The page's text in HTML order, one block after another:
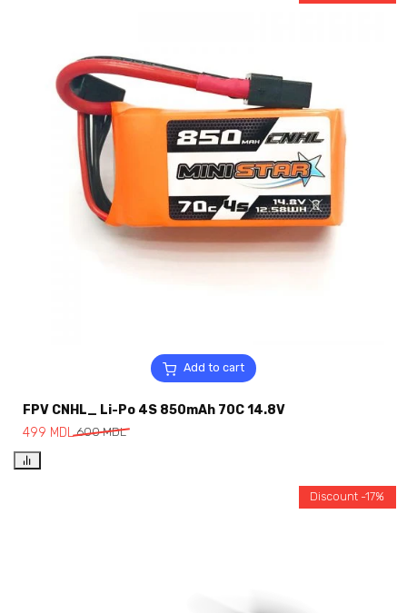
Add to cart
FPV CNHL_ Li-Po 4S 850mAh 70C 14.8V
600MDL
499 MDL
Discount -17%